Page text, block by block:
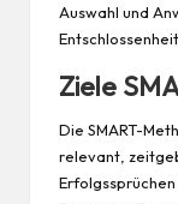
Auswahl und
Ziele
Die SMART-
relevant,